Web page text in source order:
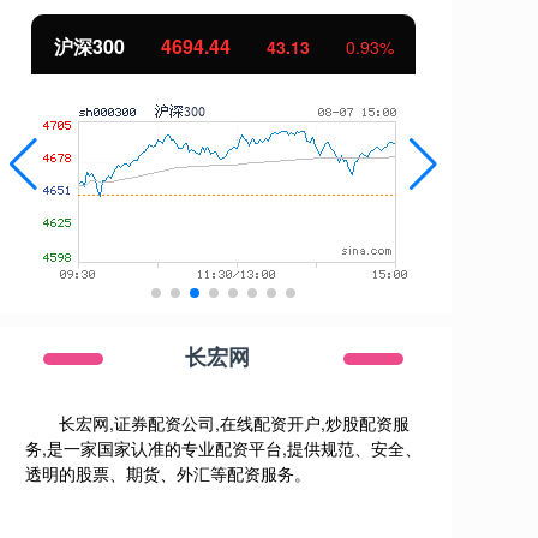
北证50 1134.24 11.37 1.01%
长宏网
长宏网,证券配资公司,在线配资开户,炒股配资服
务,是一家国家认准的专业配资平台,提供规范、安全、
透明的股票、期货、外汇等配资服务。